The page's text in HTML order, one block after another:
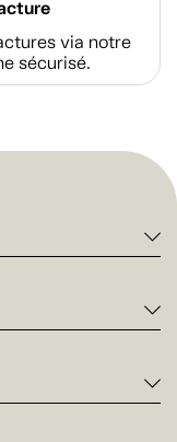
via notre
sécurisé.